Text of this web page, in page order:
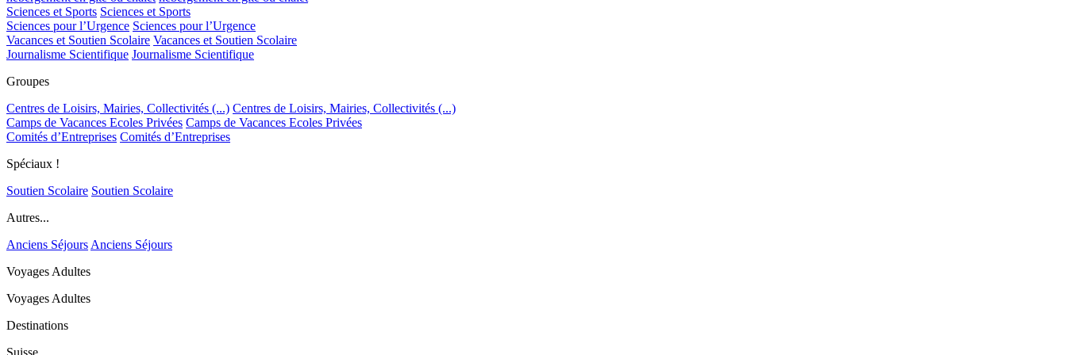
Sciences et Sports Sciences et Sports
Sciences pour l’Urgence Sciences pour l’Urgence
Vacances et Soutien Scolaire Vacances et Soutien Scolaire
Journalisme Scientifique Journalisme Scientifique
Groupes
Centres de Loisirs, Mairies, Collectivités (...) Centres de Loisirs, Mairies, Collectivités (...)
Camps de Vacances Ecoles Privées Camps de Vacances Ecoles Privées
Comités d’Entreprises Comités d’Entreprises
Spéciaux !
Soutien Scolaire Soutien Scolaire
Autres...
Anciens Séjours Anciens Séjours
Voyages Adultes
Voyages Adultes
Destinations
Suisse